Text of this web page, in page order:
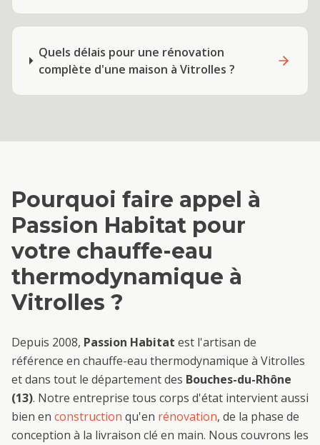
Quels délais pour une rénovation
complète d'une maison à Vitrolles ?
Pourquoi faire appel à
Passion Habitat pour
votre chauffe-eau
thermodynamique à
Vitrolles ?
Depuis 2008, Passion Habitat est l'artisan de
référence en chauffe-eau thermodynamique à Vitrolles
et dans tout le département des Bouches-du-Rhône
(13). Notre entreprise tous corps d'état intervient aussi
bien en construction qu'en rénovation, de la phase de
conception à la livraison clé en main. Nous couvrons les